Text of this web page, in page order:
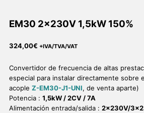
EM30 2x230V 1,5kW 150%
324,00€ +IVA/TVA/VAT
Convertidor de frecuencia de altas
especial para instalar directamente sobre
acopleZ-EM30-J1-UNI, de venta aparte)
Potencia :1,5kW / 2CV / 7A
Alimentación entrada/salida :2x230V/